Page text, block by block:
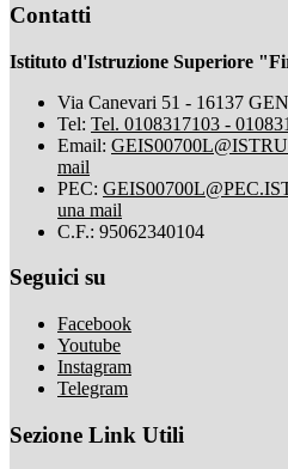
Contatti
Istituto d'Istruzione Superiore
Via Canevari 51 - 16137
Tel: Tel. 0108317103 -
Email:
mail
PEC:
una mail
C.F.: 95062340104
Seguici su
Facebook
Youtube
Instagram
Telegram
Sezione Link Utili